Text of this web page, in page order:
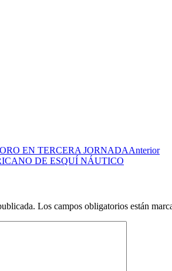
EN TERCERA JORNADAAnterior
DE ESQUÍ NÁUTICO
Los campos obligatorios están